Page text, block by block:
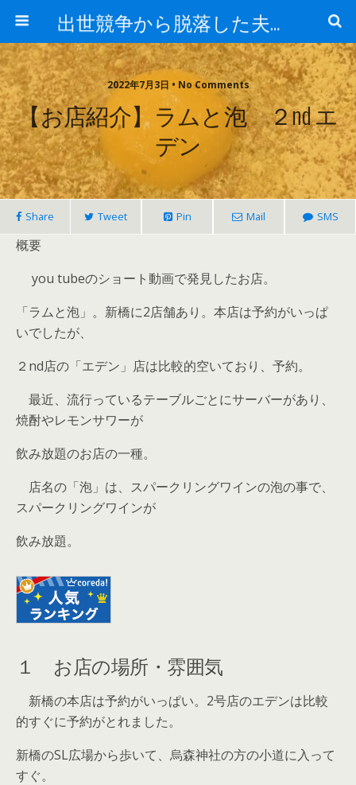
出世競争から脱落した夫と妻の日常
2022年7月3日 • No Comments
【お店紹介】ラムと泡 ２nd エ
デン
Share Tweet Pin Mail SMS
概要
you tubeのショート動画で発見したお店。
「ラムと泡」。新橋に2店舗あり。本店は予約がいっぱ
いでしたが、
２nd店の「エデン」店は比較的空いており、予約。
最近、流行っているテーブルごとにサーバーがあり、
焼酎やレモンサワーが
飲み放題のお店の一種。
店名の「泡」は、スパークリングワインの泡の事で、
スパークリングワインが
飲み放題。
１ お店の場所・雰囲気
新橋の本店は予約がいっぱい。2号店のエデンは比較
的すぐに予約がとれました。
新橋のSL広場から歩いて、烏森神社の方の小道に入って
すぐ。